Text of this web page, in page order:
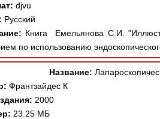
djvu
Русский
Книга Емельянова С.И.
по использованию
Название:
Франтзайдес К
2000
23.25 МБ